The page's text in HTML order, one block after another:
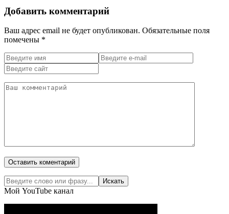
Добавить комментарий
Ваш адрес email не будет опубликован. Обязательные поля
помечены *
Мой YouTube канал